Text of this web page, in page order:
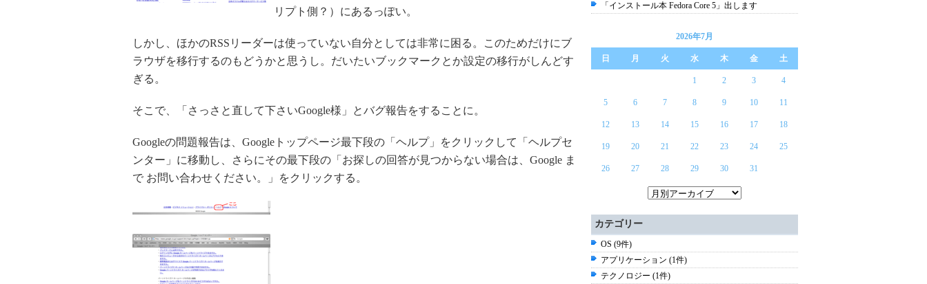
リプト側？）にあるっぽい。
しかし、ほかのRSSリーダーは使っていない自分としては非常に困る。このためだけにブ
ラウザを移行するのもどうかと思うし。だいたいブックマークとか設定の移行がしんどす
ぎる。
そこで、「さっさと直して下さいGoogle様」とバグ報告をすることに。
Googleの問題報告は、Googleトップページ最下段の「ヘルプ」をクリックして「ヘルプセ
ンター」に移動し、さらにその最下段の「お探しの回答が見つからない場合は、Google ま
で お問い合わせください。」をクリックする。
「インストール本 Fedora Core 5」出します
2026年7月
日 月 火 水 木 金 土
1 2 3 4
5 6 7 8 9 10 11
12 13 14 15 16 17 18
19 20 21 22 23 24 25
26 27 28 29 30 31
カテゴリー
OS (9件)
アプリケーション (1件)
テクノロジー (1件)